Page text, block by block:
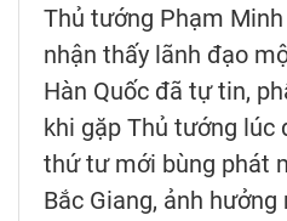
Thủ tướng Phạm
nhận thấy lãnh đạo
Hàn Quốc đã tự tin,
khi gặp Thủ tướng lúc
thứ tư mới bùng phát
Bắc Giang, ảnh